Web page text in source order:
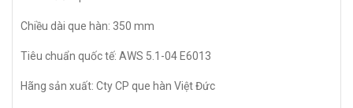
Chiều dài que hàn: 350 mm
Tiêu chuẩn quốc tế: AWS 5.1-04 E6013
Hãng sản xuất: Cty CP que hàn Việt Đức